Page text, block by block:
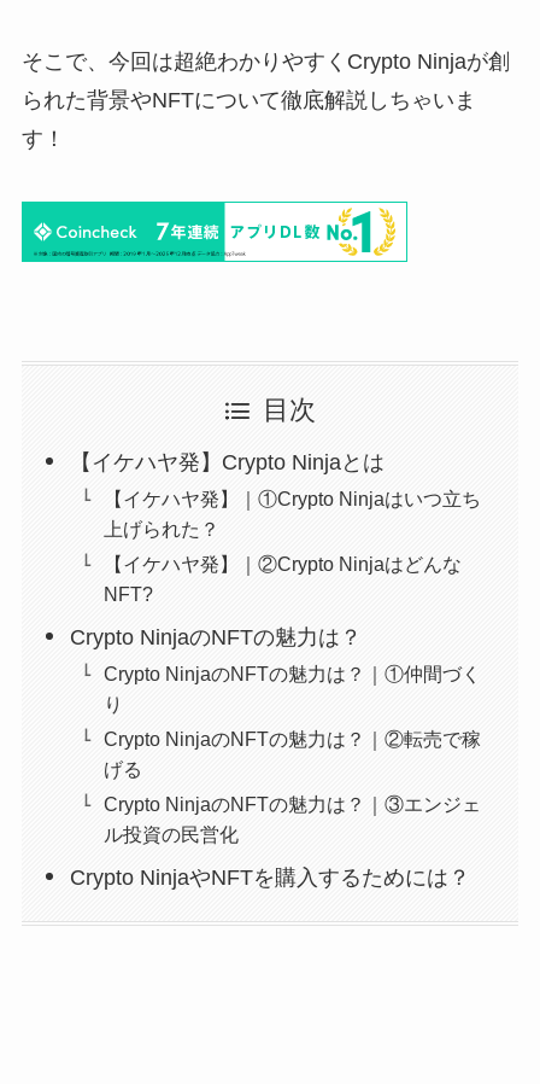
そこで、今回は超絶わかりやすくCrypto Ninjaが創
られた背景やNFTについて徹底解説しちゃいま
す！
目次
【イケハヤ発】Crypto Ninjaとは
【イケハヤ発】｜①Crypto Ninjaはいつ立ち
上げられた？
【イケハヤ発】｜②Crypto Ninjaはどんな
NFT?
Crypto NinjaのNFTの魅力は？
Crypto NinjaのNFTの魅力は？｜①仲間づく
り
Crypto NinjaのNFTの魅力は？｜②転売で稼
げる
Crypto NinjaのNFTの魅力は？｜③エンジェ
ル投資の民営化
Crypto NinjaやNFTを購入するためには？